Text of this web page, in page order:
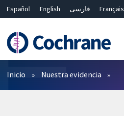
Español English فارسی
Français
Bahasa Malaysia
ไทย 繁體中文
Filtros
Inicio Nuestra evidencia